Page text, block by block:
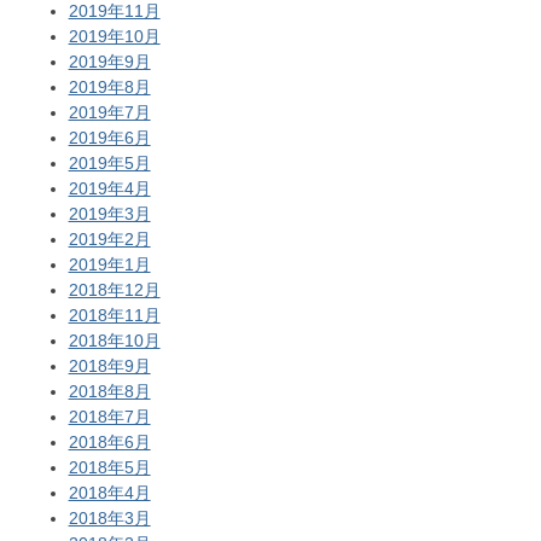
2019年11月
2019年10月
2019年9月
2019年8月
2019年7月
2019年6月
2019年5月
2019年4月
2019年3月
2019年2月
2019年1月
2018年12月
2018年11月
2018年10月
2018年9月
2018年8月
2018年7月
2018年6月
2018年5月
2018年4月
2018年3月